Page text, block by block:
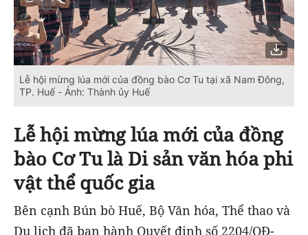
Lễ hội mừng lúa mới của đồng bào Cơ Tu tại xã Nam Đông,
TP. Huế - Ảnh: Thành ủy Huế
Lễ hội mừng lúa mới của đồng
bào Cơ Tu là Di sản văn hóa phi
vật thể quốc gia
Bên cạnh Bún bò Huế, Bộ Văn hóa, Thể thao và
Du lịch đã ban hành Quyết định số 2204/QĐ-